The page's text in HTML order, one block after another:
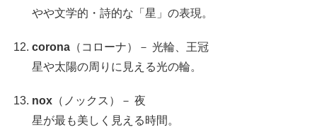
やや文学的・詩的な「星」の表現。
corona （コローナ）－ 光輪、王冠
星や太陽の周りに見える光の輪。
nox （ノックス）－ 夜
星が最も美しく見える時間。